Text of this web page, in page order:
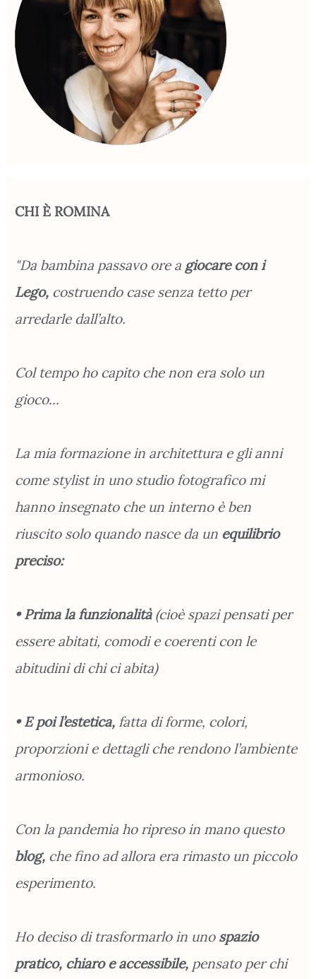
CHI È ROMINA
"Da bambina passavo ore a giocare con i
Lego, costruendo case senza tetto per
arredarle dall’alto.
Col tempo ho capito che non era solo un
gioco...
La mia formazione in architettura e gli anni
come stylist in uno studio fotografico mi
hanno insegnato che un interno è ben
riuscito solo quando nasce da un equilibrio
preciso:
• Prima la funzionalità(cioè spazi pensati per
essere abitati, comodi e coerenti con le
abitudini di chi ci abita)
• E poi l’estetica, fatta di forme, colori,
proporzioni e dettagli che rendono l’ambiente
armonioso.
Con la pandemia ho ripreso in mano questo
blog, che fino ad allora era rimasto un piccolo
esperimento.
Ho deciso di trasformarlo in unospazio
pratico, chiaro e accessibile, pensato per chi